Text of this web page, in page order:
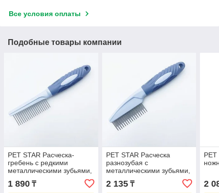
Все условия оплаты
Подобные товары компании
PET STAR Расческа-
гребень с редкими
металлическими зубьями,
4×21 см
1 890 ₸
PET STAR Расческа
разнозубая с
металлическими зубьями,
5.2×21 см
2 135₸
PET
2